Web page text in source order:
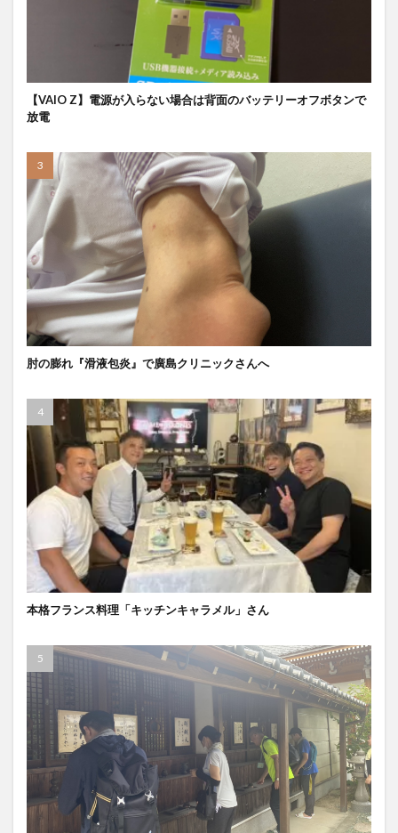
【VAIO Z】電源が入らない場合は背面のバッテリーオフボタンで
放電
肘の膨れ『滑液包炎』で廣島クリニックさんへ
本格フランス料理「キッチンキャラメル」さん